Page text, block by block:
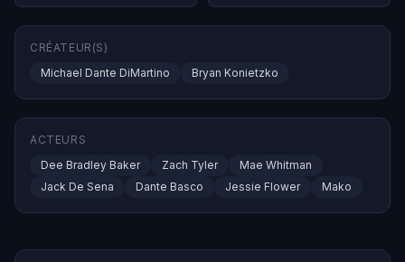
CRÉATEUR(S)
Michael Dante DiMartino
Bryan Konietzko
ACTEURS
Dee Bradley Baker
Zach Tyler
Mae Whitman
Jack De Sena
Dante Basco Jessie Flower Mako